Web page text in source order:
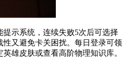
示系统，连续失败5次后可选择
又避免卡关困扰。每日登录可领
雄皮肤或查看高阶物理知识库。